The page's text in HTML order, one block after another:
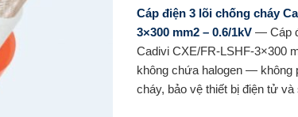
Cáp điện 3 lõi chống cháy
3×300 mm2 – 0.6/1kV— Cáp
Cadivi CXE/FR-LSHF-3×300
không chứa halogen — không
cháy, bảo vệ thiết bị điện tử